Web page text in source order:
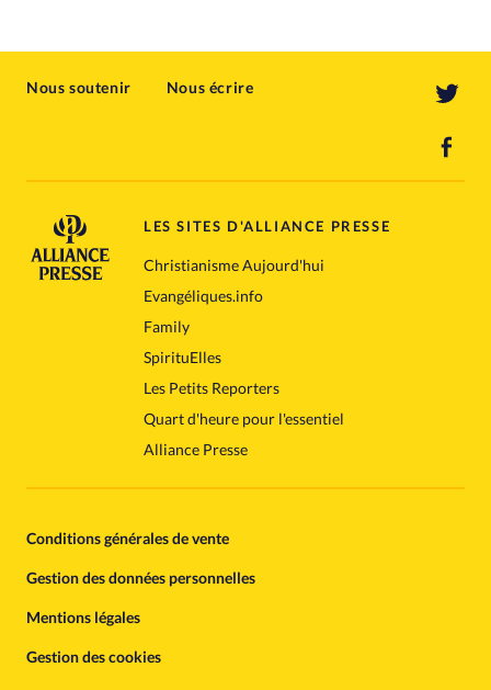
Nous soutenir Nous écrire
LES SITES D'ALLIANCE PRESSE
Christianisme Aujourd'hui
Evangéliques.info
Family
SpirituElles
Les Petits Reporters
Quart d'heure pour l'essentiel
Alliance Presse
Conditions générales de vente
Gestion des données personnelles
Mentions légales
Gestion des cookies